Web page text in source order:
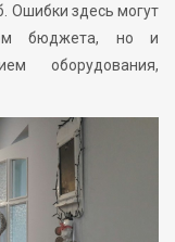
Ошибки здесь могут
бюджета, но и
оборудования,